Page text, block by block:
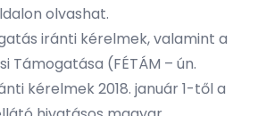
olvashat.
iránti kérelmek, valamint a
Támogatása (FÉTÁM – ún.
kérelmek 2018. január 1-től a